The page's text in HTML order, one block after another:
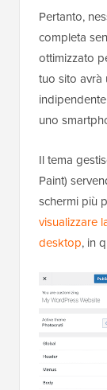
Pertanto,
completa
ottimizzato
tuo sito avrà
uno
Il tema
Paint)
schermi più
visualizzare
desktop, in